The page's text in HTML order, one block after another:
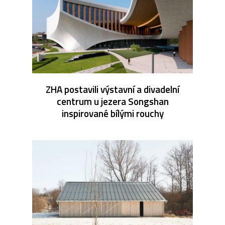
ZHA postavili výstavní a divadelní
centrum u jezera Songshan
inspirované bílými rouchy